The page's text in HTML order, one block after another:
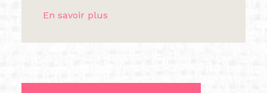
En savoir plus